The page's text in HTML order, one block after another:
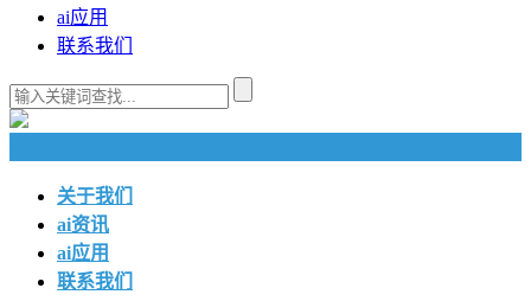
ai应用
联系我们
关于我们
ai资讯
ai应用
联系我们